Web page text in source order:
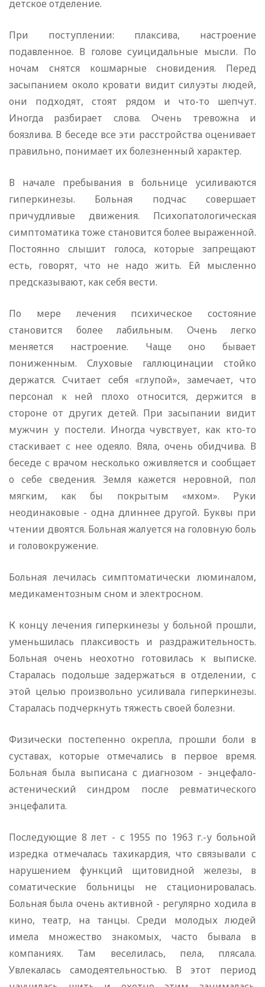
детское отделение.
При поступлении: плаксива, настроение
подавленное. В голове суицидальные мысли. По
ночам снятся кошмарные сновидения. Перед
засыпанием около кровати видит силуэты людей,
они подходят, стоят рядом и что-то шепчут.
Иногда разбирает слова. Очень тревожна и
боязлива. В беседе все эти расстройства оценивает
правильно, понимает их болезненный характер.
В начале пребывания в больнице усиливаются
гиперкинезы. Больная подчас совершает
причудливые движения. Психопатологическая
симптоматика тоже становится более выраженной.
Постоянно слышит голоса, которые запрещают
есть, говорят, что не надо жить. Ей мысленно
предсказывают, как себя вести.
По мере лечения психическое состояние
становится более лабильным. Очень легко
меняется настроение. Чаще оно бывает
пониженным. Слуховые галлюцинации стойко
держатся. Считает себя «глупой», замечает, что
персонал к ней плохо относится, держится в
стороне от других детей. При засыпании видит
мужчин у постели. Иногда чувствует, как кто-то
стаскивает с нее одеяло. Вяла, очень обидчива. В
беседе с врачом несколько оживляется и сообщает
о себе сведения. Земля кажется неровной, пол
мягким, как бы покрытым «мхом». Руки
неодинаковые - одна длиннее другой. Буквы при
чтении двоятся. Больная жалуется на головную боль
и головокружение.
Больная лечилась симптоматически люминалом,
медикаментозным сном и электросном.
К концу лечения гиперкинезы у больной прошли,
уменьшилась плаксивость и раздражительность.
Больная очень неохотно готовилась к выписке.
Старалась подольше задержаться в отделении, с
этой целью произвольно усиливала гиперкинезы.
Старалась подчеркнуть тяжесть своей болезни.
Физически постепенно окрепла, прошли боли в
суставах, которые отмечались в первое время.
Больная была выписана с диагнозом - энцефало-
астенический синдром после ревматического
энцефалита.
Последующие 8 лет - с 1955 по 1963 г.-у больной
изредка отмечалась тахикардия, что связывали с
нарушением функций щитовидной железы, в
соматические больницы не стационировалась.
Больная была очень активной - регулярно ходила в
кино, театр, на танцы. Среди молодых людей
имела множество знакомых, часто бывала в
компаниях. Там веселилась, пела, плясала.
Увлекалась самодеятельностью. В этот период